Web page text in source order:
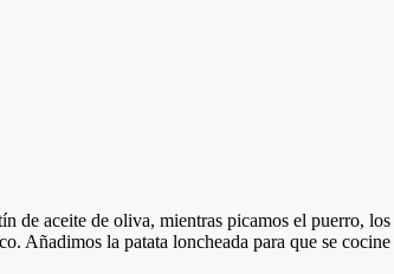
aceite de oliva, mientras picamos el puerro,
Añadimos la patata loncheada para que se